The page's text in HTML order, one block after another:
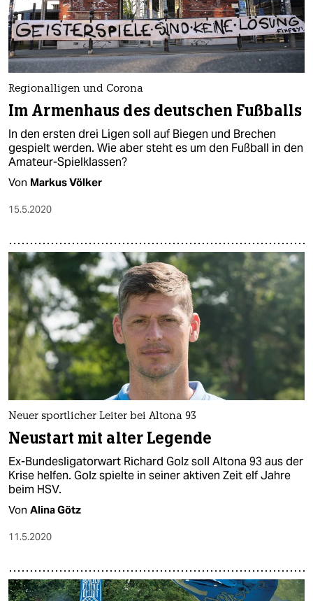
Regionalligen und Corona
Im Armenhaus des deutschen Fußballs
In den ersten drei Ligen soll auf Biegen und Brechen
gespielt werden. Wie aber steht es um den Fußball in den
Amateur-Spielklassen?
Von Markus Völker
15.5.2020
Neuer sportlicher Leiter bei Altona 93
Neustart mit alter Legende
Ex-Bundesligatorwart Richard Golz soll Altona 93 aus der
Krise helfen. Golz spielte in seiner aktiven Zeit elf Jahre
beim HSV.
Von Alina Götz
11.5.2020